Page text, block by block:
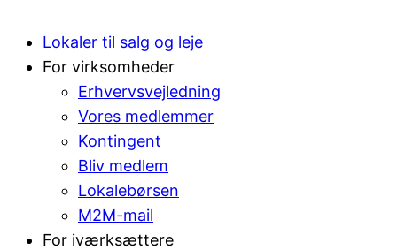
Lokaler til salg og leje
For virksomheder
Erhvervsvejledning
Vores medlemmer
Kontingent
Bliv medlem
Lokalebørsen
M2M-mail
For iværksættere